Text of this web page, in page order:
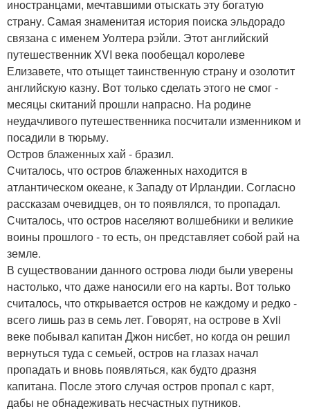
иностранцами, мечтавшими отыскать эту богатую
страну. Самая знаменитая история поиска эльдорадо
связана с именем Уолтера рэйли. Этот английский
путешественник XVI века пообещал королеве
Елизавете, что отыщет таинственную страну и озолотит
английскую казну. Вот только сделать этого не смог -
месяцы скитаний прошли напрасно. На родине
неудачливого путешественника посчитали изменником и
посадили в тюрьму.
Остров блаженных хай - бразил.
Считалось, что остров блаженных находится в
атлантическом океане, к Западу от Ирландии. Согласно
рассказам очевидцев, он то появлялся, то пропадал.
Считалось, что остров населяют волшебники и великие
воины прошлого - то есть, он представляет собой рай на
земле.
В существовании данного острова люди были уверены
настолько, что даже наносили его на карты. Вот только
считалось, что открывается остров не каждому и редко -
всего лишь раз в семь лет. Говорят, на острове в Xvii
веке побывал капитан Джон нисбет, но когда он решил
вернуться туда с семьей, остров на глазах начал
пропадать и вновь появляться, как будто дразня
капитана. После этого случая остров пропал с карт,
дабы не обнадеживать несчастных путников.